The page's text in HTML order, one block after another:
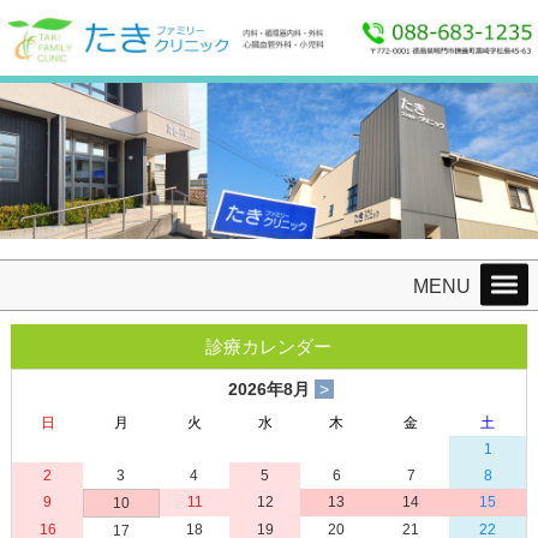
088-683-1235 FAX：088-685-8865
MENU
診療カレンダー